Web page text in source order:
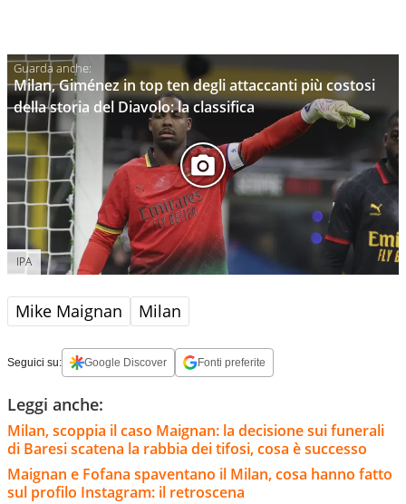
Milan, Giménez in top ten degli attaccanti più costosi
della storia del Diavolo: la classifica
IPA
Mike Maignan Milan
Seguici su: Google Discover Fonti preferite
Leggi anche:
Milan, scoppia il caso Maignan: la decisione sui funerali
di Baresi scatena la rabbia dei tifosi, cosa è successo
Maignan e Fofana spaventano il Milan, cosa hanno fatto
sul profilo Instagram: il retroscena